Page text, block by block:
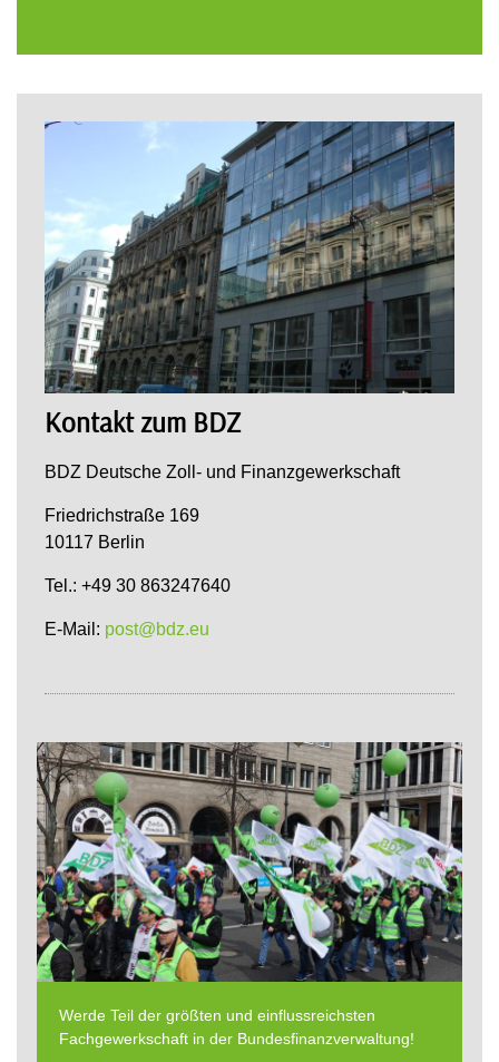
Kontakt zum BDZ
BDZ Deutsche Zoll- und Finanzgewerkschaft
Friedrichstraße 169
10117 Berlin
Tel.: +49 30 863247640
E-Mail: post@bdz.eu
Werde Teil der größten und einflussreichsten
Fachgewerkschaft in der Bundesfinanzverwaltung!